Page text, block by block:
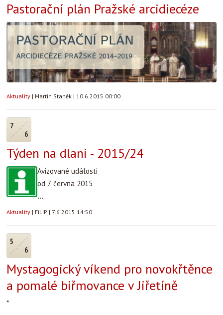
Pastorační plán Pražské arcidiecéze
Aktuality | Martin Staněk | 10.6.2015 00:00
7
6
Týden na dlani - 2015/24
Avizované události
od 7. června 2015
...
Aktuality | FiLiP | 7.6.2015 14:50
5
6
Mystagogický víkend pro novokřtěnce
a pomalé biřmovance v Jiřetíně
*